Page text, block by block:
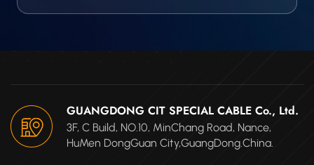
GUANGDONG CIT SPECIAL CABLE Co., Ltd.
3F, C Build, NO.10, MinChang Road, Nance,
HuMen DongGuan City,GuangDong.China.